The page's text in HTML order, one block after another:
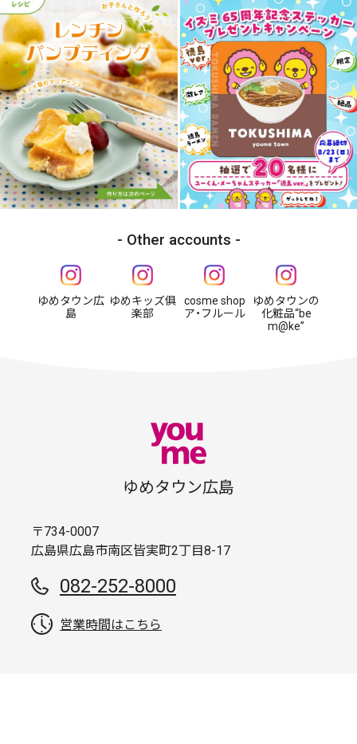
Other accounts
ゆめタウン広
島
ゆめキッズ俱
楽部
cosme shop
ア・フルール
ゆめタウンの
化粧品“be
m@ke”
ゆめタウン広島
〒734-0007
広島県広島市南区皆実町2丁目8-17
082-252-8000
営業時間はこちら